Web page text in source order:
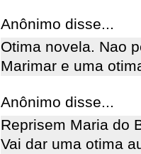
Anônimo disse...
Otima novela. Nao
Marimar e uma
Anônimo disse...
Reprisem Maria do
Vai dar uma otima